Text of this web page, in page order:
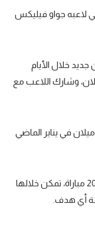
لاعبه جواو فيليكس
خلال الأيام
وشارك اللاعب مع
في يناير الماضي
وشارك جواو مع ميلان الموسم الماضي في 20 مباراة، تمكن خلالها